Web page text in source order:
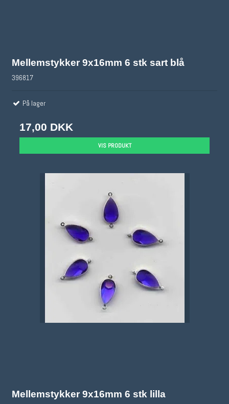
Mellemstykker 9x16mm 6 stk sart blå
396817
På lager
17,00 DKK
VIS PRODUKT
Mellemstykker 9x16mm 6 stk lilla